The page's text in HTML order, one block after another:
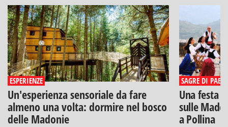
ESPERIENZE
Un'esperienza sensoriale da fare
almeno una volta: dormire nel bosco
delle Madonie
SAGRE DI PAESE
Una festa
sulle
a Pollina